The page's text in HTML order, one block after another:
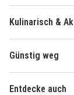
Kulinarisch &
Günstig weg
Entdecke auch